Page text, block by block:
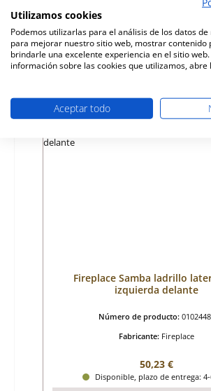
Precio normal:
50,19 €
Disponible, plazo de entrega: 4-
Fireplace Samba ladrillo
izquierda delante
Número de producto:
Fabricante: Fireplace
Precio normal:
50,23 €
Disponible, plazo de entrega:
Utilizamos cookies
Podemos utilizarlas para el análisis de los datos
para mejorar nuestro sitio web, mostrar contenido
brindarle una excelente experiencia en el sitio
información sobre las cookies que utilizamos, abre
Aceptar todo